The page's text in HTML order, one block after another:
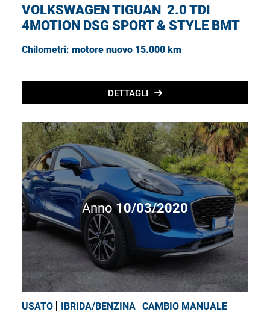
VOLKSWAGEN TIGUAN 2.0 TDI
4MOTION DSG SPORT & STYLE BMT
Chilometri: motore nuovo 15.000 km
DETTAGLI
Anno10/03/2020
USATO IBRIDA/BENZINA CAMBIO MANUALE